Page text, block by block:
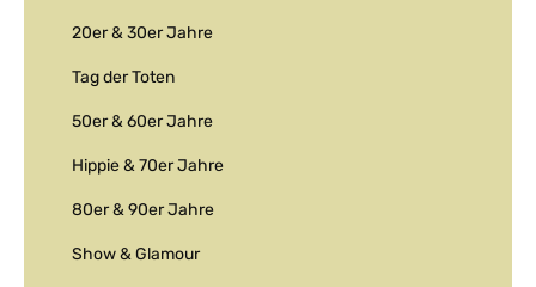
20er & 30er Jahre
Tag der Toten
50er & 60er Jahre
Hippie & 70er Jahre
80er & 90er Jahre
Show & Glamour